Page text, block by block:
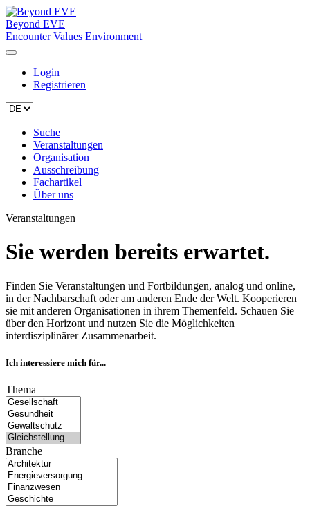
Beyond EVE
Encounter Values Environment
Login
Registrieren
Suche
Veranstaltungen
Organisation
Ausschreibung
Fachartikel
Über uns
Veranstaltungen
Sie werden bereits erwartet.
Finden Sie Veranstaltungen und Fortbildungen, analog und online,
in der Nachbarschaft oder am anderen Ende der Welt. Kooperieren
sie mit anderen Organisationen in ihrem Themenfeld. Schauen Sie
über den Horizont und nutzen Sie die Möglichkeiten
interdisziplinärer Zusammenarbeit.
Ich interessiere mich für...
Thema
Branche